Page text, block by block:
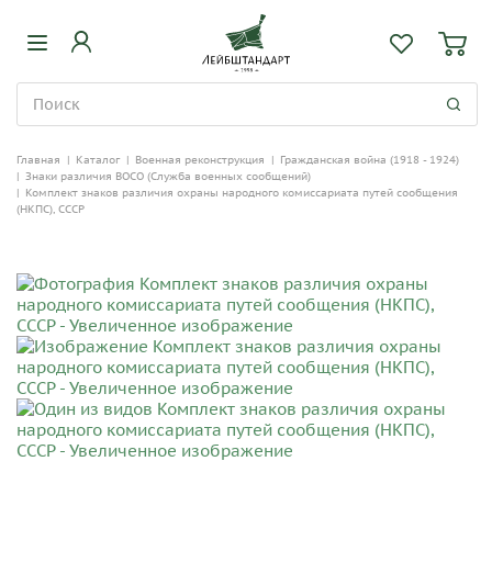
Главная | Каталог | Военная реконструкция | Гражданская война (1918 - 1924)
| Знаки различия ВОСО (Служба военных сообщений)
| Комплект знаков различия охраны народного комиссариата путей сообщения
(НКПС), СССР